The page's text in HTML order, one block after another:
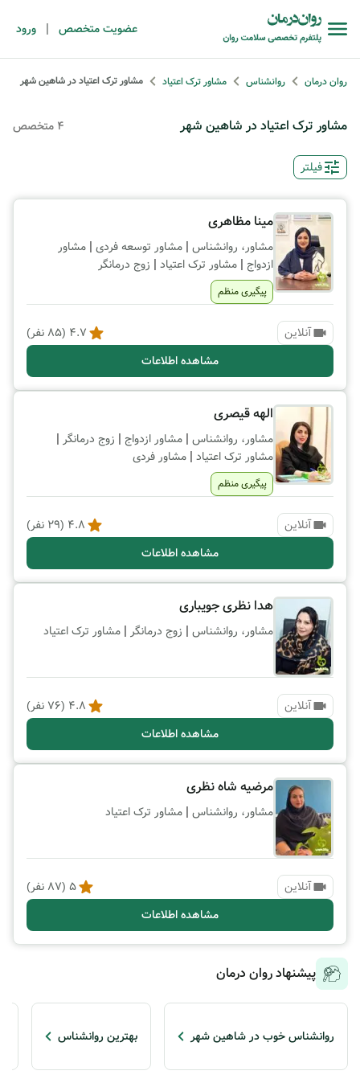
عضویت متخصص | ورود
روان درمان روانشناس مشاور ترک اعتیاد مشاور ترک اعتیاد در شاهین شهر
مشاور ترک اعتیاد در شاهین شهر 4 متخصص
فیلتر
مینا مظاهری
مشاور، روانشناس | مشاور توسعه فردی | مشاور
ازدواج | مشاور ترک اعتیاد | زوج درمانگر
پیگیری منظم
آنلاین 4.7
(
85 نفر)
مشاهده اطلاعات
الهه قیصری
مشاور، روانشناس | مشاور ازدواج | زوج درمانگر |
مشاور ترک اعتیاد | مشاور فردی
پیگیری منظم
آنلاین 4.8
(
29 نفر)
مشاهده اطلاعات
هدا نظری جویباری
مشاور، روانشناس | زوج درمانگر | مشاور ترک اعتیاد
آنلاین 4.8
(
76 نفر)
مشاهده اطلاعات
مرضیه شاه نظری
مشاور، روانشناس | مشاور ترک اعتیاد
آنلاین 5
(
87 نفر)
مشاهده اطلاعات
پیشنهاد روان درمان
روانشناس خوب در شاهین شهر بهترین روانشناس